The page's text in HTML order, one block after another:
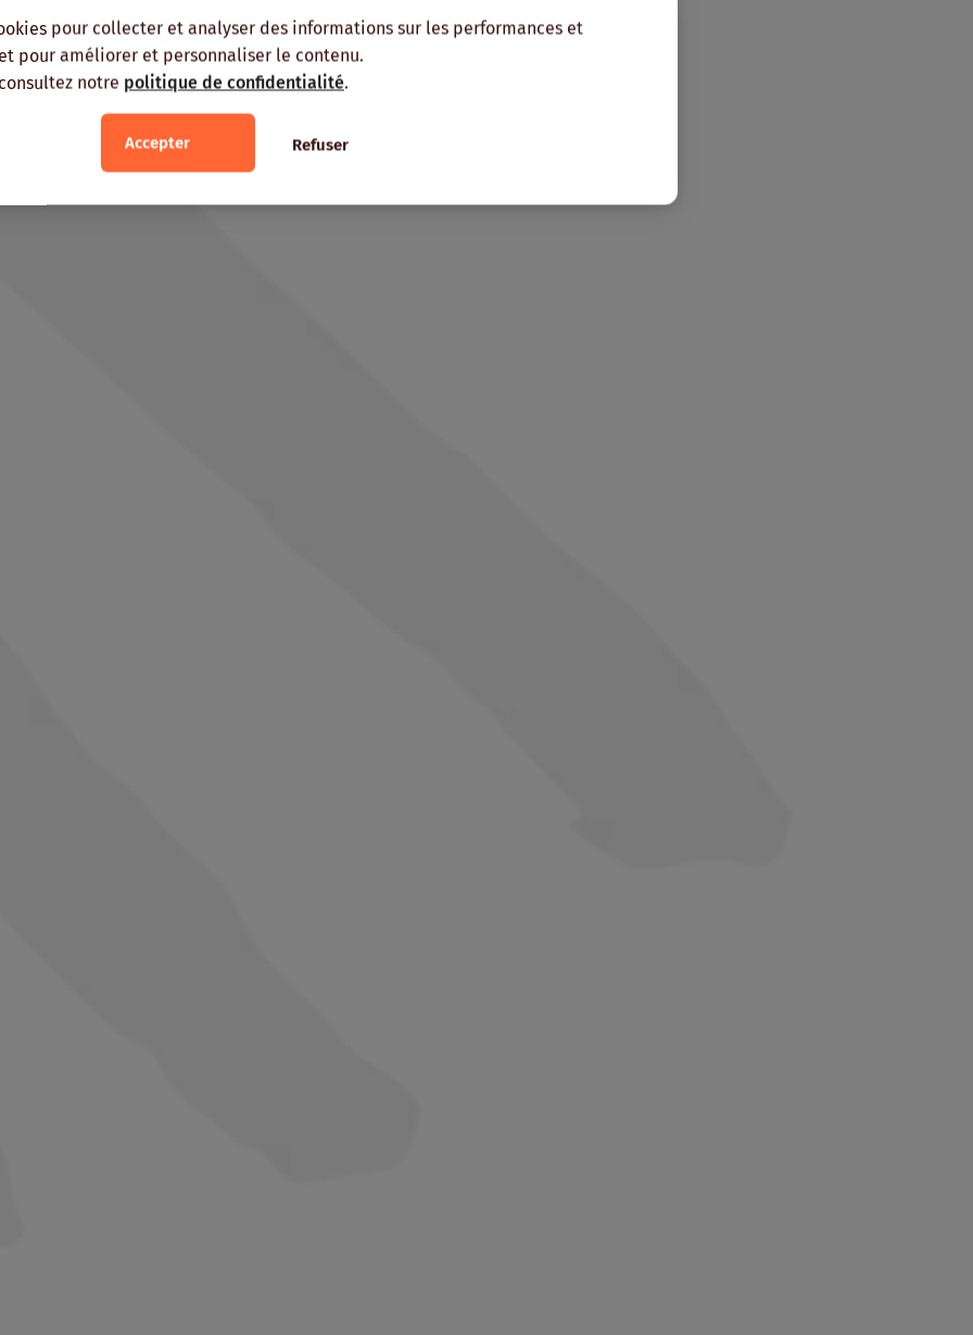
pour collecter et analyser des informations sur les performances et
pour améliorer et personnaliser le contenu.
notre politique de confidentialité.
Accepter Refuser